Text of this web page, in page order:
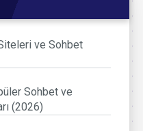
ve Sohbet
Sohbet ve
(2026)